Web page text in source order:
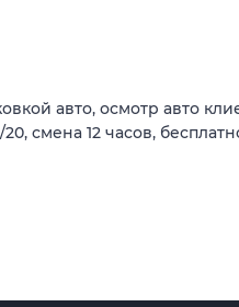
авто, осмотр авто
смена 12 часов,